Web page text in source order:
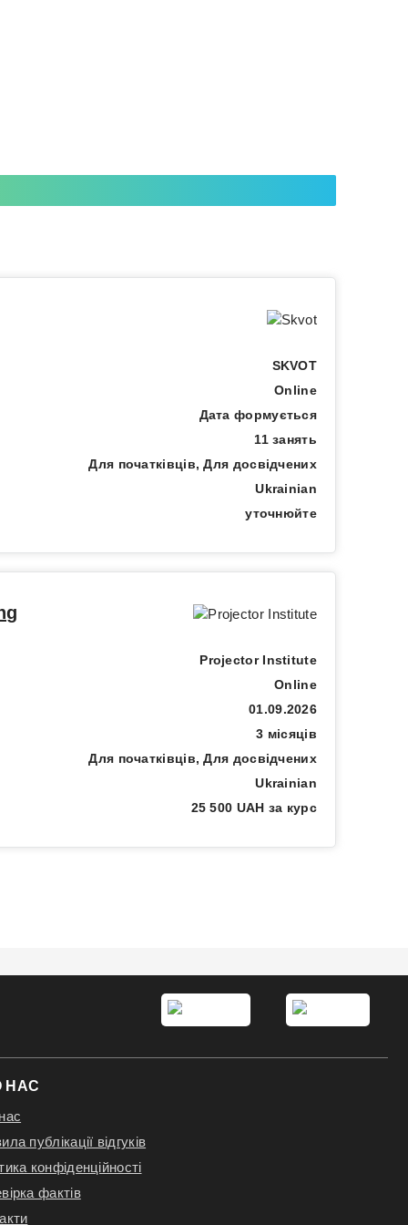
SKVOT
Online
Дата формується
11 занять
Для початківців, Для досвідчених
Ukrainian
уточнюйте
Projector Institute
Online
01.09.2026
3 місяців
Для початківців, Для досвідчених
Ukrainian
25 500 UAH за курс
НАС
публікації відгуків
конфіденційності
фактів